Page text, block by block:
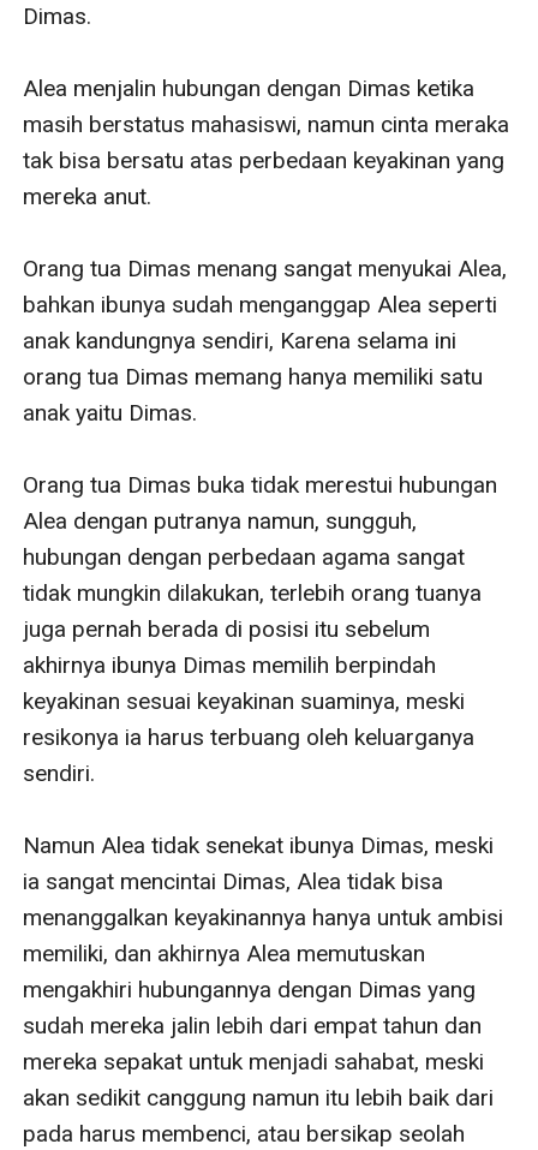
Dimas.
Alea menjalin hubungan dengan Dimas ketika
masih berstatus mahasiswi, namun cinta meraka
tak bisa bersatu atas perbedaan keyakinan yang
mereka anut.
Orang tua Dimas menang sangat menyukai Alea,
bahkan ibunya sudah menganggap Alea seperti
anak kandungnya sendiri, Karena selama ini
orang tua Dimas memang hanya memiliki satu
anak yaitu Dimas.
Orang tua Dimas buka tidak merestui hubungan
Alea dengan putranya namun, sungguh,
hubungan dengan perbedaan agama sangat
tidak mungkin dilakukan, terlebih orang tuanya
juga pernah berada di posisi itu sebelum
akhirnya ibunya Dimas memilih berpindah
keyakinan sesuai keyakinan suaminya, meski
resikonya ia harus terbuang oleh keluarganya
sendiri.
Namun Alea tidak senekat ibunya Dimas, meski
ia sangat mencintai Dimas, Alea tidak bisa
menanggalkan keyakinannya hanya untuk ambisi
memiliki, dan akhirnya Alea memutuskan
mengakhiri hubungannya dengan Dimas yang
sudah mereka jalin lebih dari empat tahun dan
mereka sepakat untuk menjadi sahabat, meski
akan sedikit canggung namun itu lebih baik dari
pada harus membenci, atau bersikap seolah